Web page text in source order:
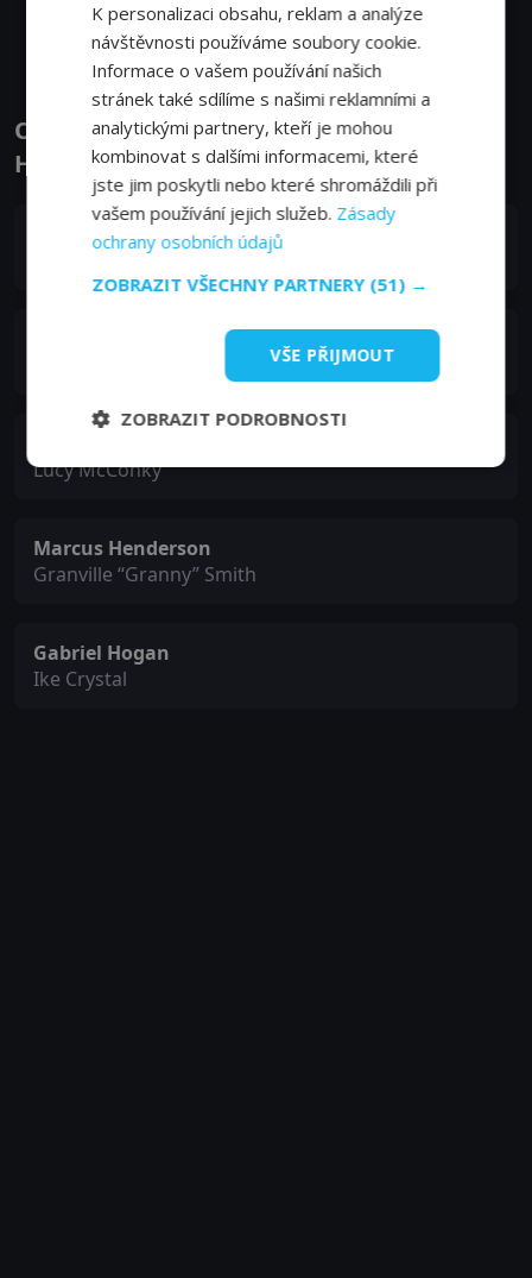
Zobrazit další epizody
Obsazení filmu nebo pořadu Tacoma FD -
Herci a tvůrci
Kevin Heffernan
Chief Terry McConky
Lucy McConky
Marcus Henderson
Granville “Granny” Smith
Gabriel Hogan
Ike Crystal
K personalizaci obsahu, reklam a analýze
návštěvnosti používáme soubory cookie.
Informace o vašem používání našich
stránek také sdílíme s našimi reklamními a
analytickými partnery, kteří je mohou
kombinovat s dalšími informacemi, které
jste jim poskytli nebo které shromáždili při
vašem používání jejich služeb. Zásady
ochrany osobních údajů
ZOBRAZIT VŠECHNY PARTNERY (51) →
VŠE PŘIJMOUT
ZOBRAZIT PODROBNOSTI